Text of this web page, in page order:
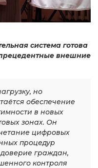
система готова
внешние
но
обеспечение
в новых
зонах. Он
цифровых
процедур
граждан,
контроля